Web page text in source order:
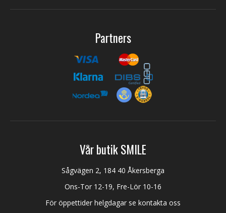
Partners
Vår butik SMILE
Sågvägen 2, 184 40 Åkersberga
Ons-Tor 12-19, Fre-Lör 10-16
För öppettider helgdagar se kontakta oss